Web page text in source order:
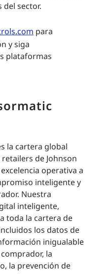
del sector.
para
y siga
plataformas
la cartera global
de Johnson
operativa a
inteligente y
Nuestra
inteligente,
toda la cartera de
los datos de
inigualable
la
la prevención de